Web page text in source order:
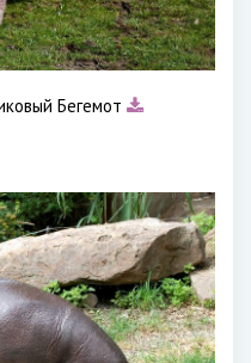
Бегемот